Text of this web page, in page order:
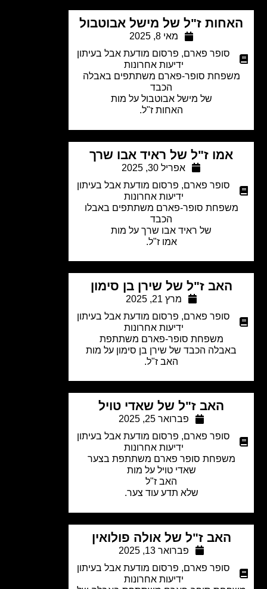
ז"ל של מישל אבוטבול
מאי 8, 2025
סופר פארם,פרסום מודעת אבל בעיתון
ידיעות אחרונות
סופר-פארם משתתפים באבלה
של מישל אבוטבול על מות
האחות ז"ל.
אמו ז"ל של ראיד אבו שרך
אפריל 30, 2025
סופר פארם,פרסום מודעת אבל בעיתון
ידיעות אחרונות
סופר-פארם משתתפים באבלו
של ראיד אבו שרךעל מות
אמו ז"ל.
האב ז"ל של שירן בן סימון
מרץ 21, 2025
סופר פארם,פרסום מודעת אבל בעיתון
ידיעות אחרונות
משפחת סופר-פארם משתתפת
הכבד של שירן בן סימון על מות
האב ז"ל.
האב ז"ל של שאדי טויל
פברואר 25, 2025
סופר פארם,פרסום מודעת אבל בעיתון
ידיעות אחרונות
משפחת סופר פארם משתתפת בצער
שאדי טויל על מות
שלא תדע עוד צער.
האב ז"ל של אולה פולואין
פברואר 13, 2025
סופר פארם,פרסום מודעת אבל בעיתון
ידיעות אחרונות